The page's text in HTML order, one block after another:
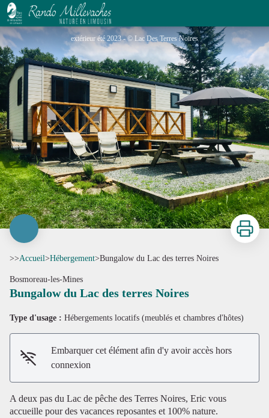
Bungalow du Lac des terres Noires
extérieur été 2023 - © Lac Des Terres Noires
Voir l'image en plein écran
Imprimer
>>Accueil>Hébergement>Bungalow du Lac des terres Noires
Bosmoreau-les-Mines
Bungalow du Lac des terres Noires
Type d'usage : Hébergements locatifs (meublés et chambres d'hôtes)
Embarquer cet élément afin d'y avoir accès hors
connexion
A deux pas du Lac de pêche des Terres Noires, Eric vous
accueille pour des vacances reposantes et 100% nature.